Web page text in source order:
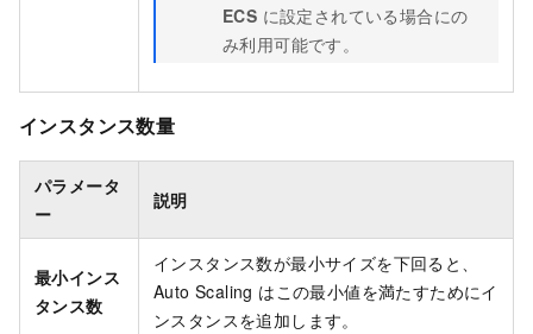
ECS に設定されている場合にの
み利用可能です。
インスタンス数量
パラメータ
ー
説明
最小インス
タンス数
インスタンス数が最小サイズを下回ると、
Auto Scaling はこの最小値を満たすためにイ
ンスタンスを追加します。